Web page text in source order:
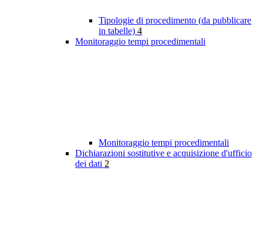
Tipologie di procedimento (da pubblicare
in tabelle) 4
Monitoraggio tempi procedimentali
Monitoraggio tempi procedimentali
Dichiarazioni sostitutive e acquisizione d'ufficio
dei dati 2